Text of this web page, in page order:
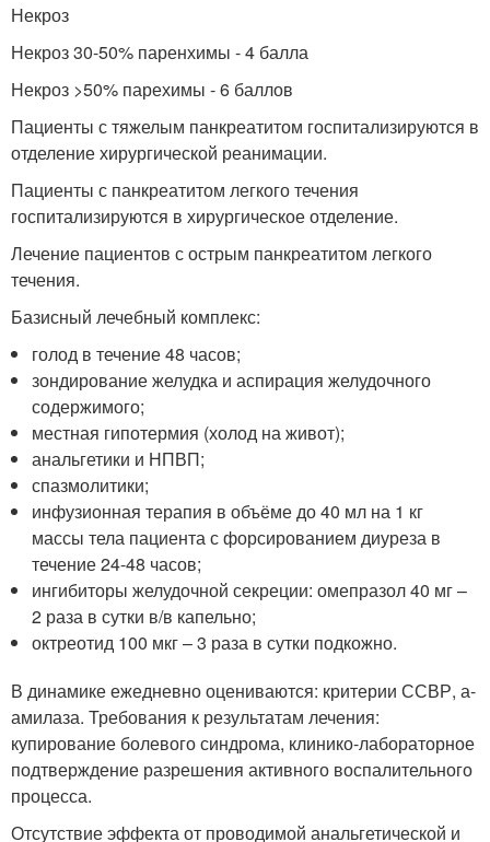
Некроз
Некроз 30-50% паренхимы - 4 балла
Некроз >50% парехимы - 6 баллов
Пациенты с тяжелым панкреатитом госпитализируются в
отделение хирургической реанимации.
Пациенты с панкреатитом легкого течения
госпитализируются в хирургическое отделение.
Лечение пациентов с острым панкреатитом легкого
течения.
Базисный лечебный комплекс:
голод в течение 48 часов;
зондирование желудка и аспирация желудочного
содержимого;
местная гипотермия (холод на живот);
анальгетики и НПВП;
спазмолитики;
инфузионная терапия в объёме до 40 мл на 1 кг
массы тела пациента с форсированием диуреза в
течение 24-48 часов;
ингибиторы желудочной секреции: омепразол 40 мг –
2 раза в сутки в/в капельно;
октреотид 100 мкг – 3 раза в сутки подкожно.
В динамике ежедневно оцениваются: критерии ССВР, а-
амилаза. Требования к результатам лечения:
купирование болевого синдрома, клинико-лабораторное
подтверждение разрешения активного воспалительного
процесса.
Отсутствие эффекта от проводимой анальгетической и